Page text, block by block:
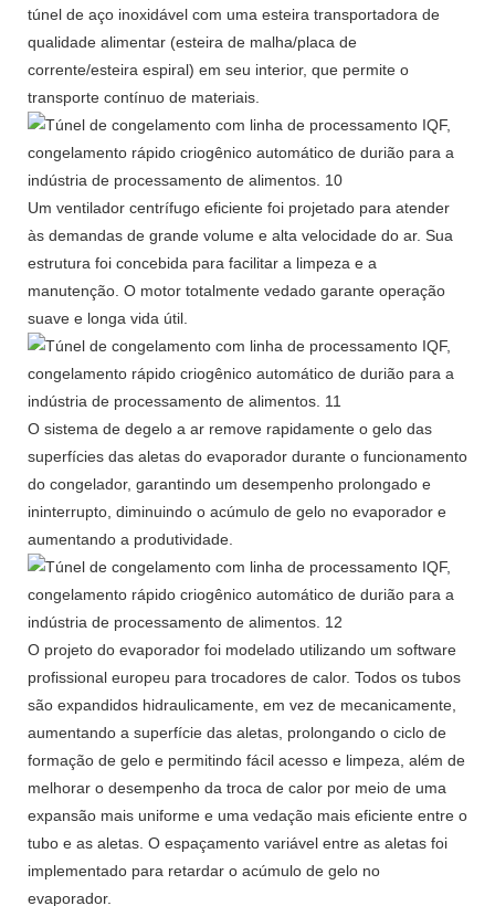
túnel de aço inoxidável com uma esteira transportadora de
qualidade alimentar (esteira de malha/placa de
corrente/esteira espiral) em seu interior, que permite o
transporte contínuo de materiais.
Um ventilador centrífugo eficiente foi projetado para atender
às demandas de grande volume e alta velocidade do ar. Sua
estrutura foi concebida para facilitar a limpeza e a
manutenção. O motor totalmente vedado garante operação
suave e longa vida útil.
O sistema de degelo a ar remove rapidamente o gelo das
superfícies das aletas do evaporador durante o funcionamento
do congelador, garantindo um desempenho prolongado e
ininterrupto, diminuindo o acúmulo de gelo no evaporador e
aumentando a produtividade.
O projeto do evaporador foi modelado utilizando um software
profissional europeu para trocadores de calor. Todos os tubos
são expandidos hidraulicamente, em vez de mecanicamente,
aumentando a superfície das aletas, prolongando o ciclo de
formação de gelo e permitindo fácil acesso e limpeza, além de
melhorar o desempenho da troca de calor por meio de uma
expansão mais uniforme e uma vedação mais eficiente entre o
tubo e as aletas. O espaçamento variável entre as aletas foi
implementado para retardar o acúmulo de gelo no
evaporador.